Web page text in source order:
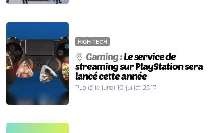
HIGH-TECH
Gaming :Le service de
streaming sur PlayStation sera
lancé cette année
Publié le lundi 10 juillet 2017